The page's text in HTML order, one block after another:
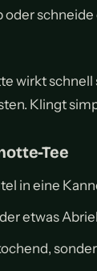
wirkt
Klingt
Tee
in eine
etwas